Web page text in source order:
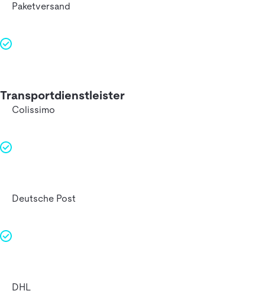
Paketversand
Transportdienstleister
Colissimo
Deutsche Post
DHL